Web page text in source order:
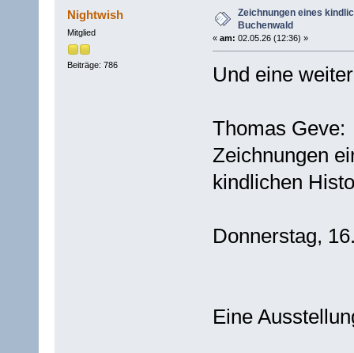
Nightwish
Mitglied
Beiträge: 786
Zeichnungen eines
Buchenwald
« am: 02.05.26 (12:36) »
Und eine
Thomas Geve:
Zeichnungen
kindlichen
Donnerstag,
Eine